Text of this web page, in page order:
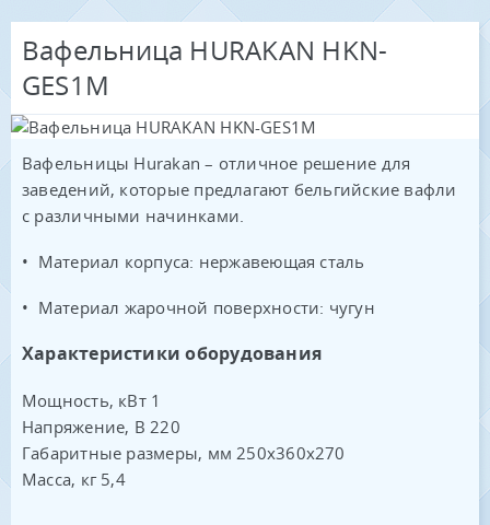
Вафельница HURAKAN HKN-
GES1M
Вафельницы Hurakan – отличное решение для
заведений, которые предлагают бельгийские вафли
с различными начинками.
• Материал корпуса: нержавеющая сталь
• Материал жарочной поверхности: чугун
Характеристики оборудования
Мощность, кВт 1
Напряжение, В 220
Габаритные размеры, мм 250x360x270
Масса, кг 5,4